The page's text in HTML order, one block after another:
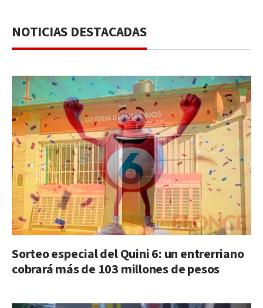
NOTICIAS DESTACADAS
Sorteo especial del Quini 6: un entrerriano
cobrará más de 103 millones de pesos